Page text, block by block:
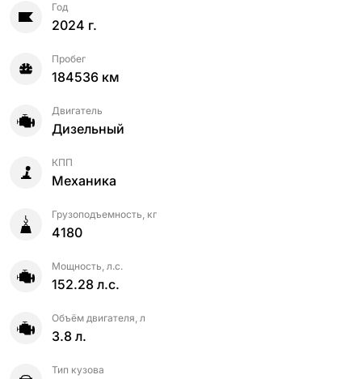
Год
2024 г.
Пробег
184536 км
Двигатель
Дизельный
КПП
Механика
Грузоподъемность, кг
4180
Мощность, л.с.
152.28 л.с.
Объём двигателя, л
3.8 л.
Тип кузова